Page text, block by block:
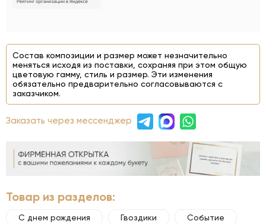
Состав композиции и размер может незначительно
меняться исходя из поставки, сохраняя при этом общую
цветовую гамму, стиль и размер. Эти изменения
обязательно предварительно согласовываются с
заказчиком.
Заказать через мессенджер
Товар из разделов:
С днем рождения Гвоздики Событие